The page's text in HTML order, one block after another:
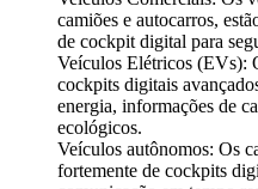
camiões e autocarros,
de cockpit digital para
Veículos Elétricos (EVs):
cockpits digitais
energia, informações de
ecológicos.
Veículos autônomos: Os
fortemente de cockpits